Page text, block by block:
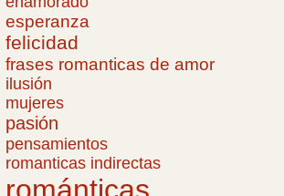
esperanza
felicidad
frases romanticas de amor
ilusión
mujeres
pasión
pensamientos
romanticas indirectas
románticas